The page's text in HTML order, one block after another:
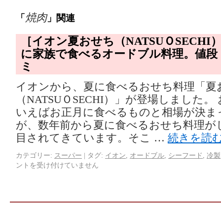
「 焼肉」関連
［イオン夏おせち（NATSUＯSECHI
に家族で食べるオードブル料理。値段
ミ
イオンから、夏に食べるおせち料理「夏
（NATSUＯSECHI）」が登場しました
いえばお正月に食べるものと相場が決
が、数年前から夏に食べるおせち料理が
目されてきています。そこ … 続きを読
カテゴリー: スーパー | タグ: イオン オードブル シーフード 冷製
ントを受け付けていません